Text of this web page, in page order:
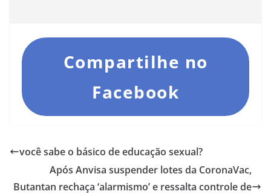
Compartilhe no
Facebook
você sabe o básico de educação sexual?
Após Anvisa suspender lotes da CoronaVac,
Butantan rechaça ‘alarmismo’ e ressalta controle de